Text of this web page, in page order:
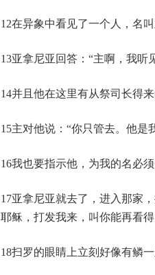
12在异象中看见了一个人，名
13亚拿尼亚回答：“主啊，我听
14并且他在这里有从祭司长得
15主对他说：“你只管去。他是
16我也要指示他，为我的名必
17亚拿尼亚就去了，进入那家
耶稣，打发我来，叫你能再看
18扫罗的眼睛上立刻好像有鳞